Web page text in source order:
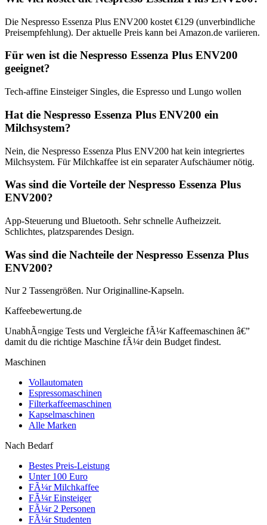
Die Nespresso Essenza Plus ENV200 kostet €129 (unverbindliche
Preisempfehlung). Der aktuelle Preis kann bei Amazon.de variieren.
Für wen ist die Nespresso Essenza Plus ENV200
geeignet?
Tech-affine Einsteiger Singles, die Espresso und Lungo wollen
Hat die Nespresso Essenza Plus ENV200 ein
Milchsystem?
Nein, die Nespresso Essenza Plus ENV200 hat kein integriertes
Milchsystem. Für Milchkaffee ist ein separater Aufschäumer nötig.
Was sind die Vorteile der Nespresso Essenza Plus
ENV200?
App-Steuerung und Bluetooth. Sehr schnelle Aufheizzeit.
Schlichtes, platzsparendes Design.
Was sind die Nachteile der Nespresso Essenza Plus
ENV200?
Nur 2 Tassengrößen. Nur Originalline-Kapseln.
Kaffeebewertung.de
UnabhÃ¤ngige Tests und Vergleiche fÃ¼r Kaffeemaschinen â€”
damit du die richtige Maschine fÃ¼r dein Budget findest.
Maschinen
Vollautomaten
Espressomaschinen
Filterkaffeemaschinen
Kapselmaschinen
Alle Marken
Nach Bedarf
Bestes Preis-Leistung
Unter 100 Euro
FÃ¼r Milchkaffee
FÃ¼r Einsteiger
FÃ¼r 2 Personen
FÃ¼r Studenten